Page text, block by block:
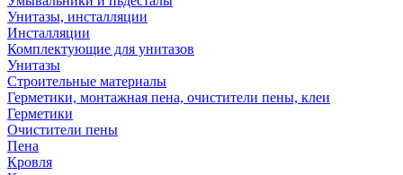
Унитазы, инсталляции
Инсталляции
Комплектующие для унитазов
Унитазы
Строительные материалы
Герметики, монтажная пена, очистители пены, клеи
Герметики
Очистители пены
Пена
Кровля